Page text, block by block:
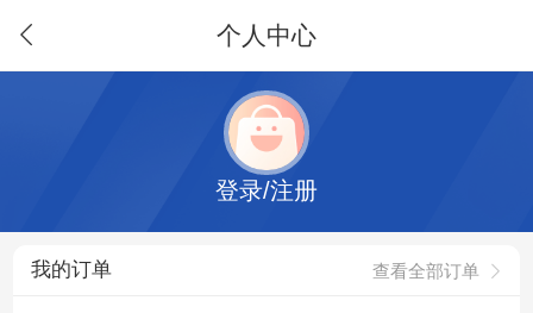
个人中心
登录/注册
我的订单 查看全部订单